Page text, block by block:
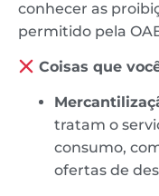
conhecer as
permitido pela
Coisas que
tratam o
consumo,
ofertas de